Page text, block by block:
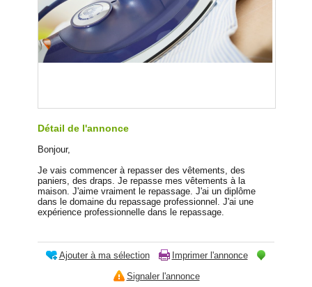
Détail de l'annonce
Bonjour,
Je vais commencer à repasser des vêtements, des
paniers, des draps. Je repasse mes vêtements à la
maison. J'aime vraiment le repassage. J'ai un diplôme
dans le domaine du repassage professionnel. J'ai une
expérience professionnelle dans le repassage.
Ajouter à ma sélection
Imprimer l'annonce
Signaler l'annonce